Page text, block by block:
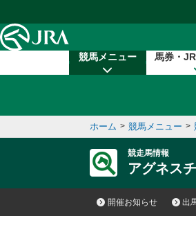
競馬メニュー 馬券・
ホーム > 競馬メニュー >
競走馬情報
アグネス
開催お知らせ 出